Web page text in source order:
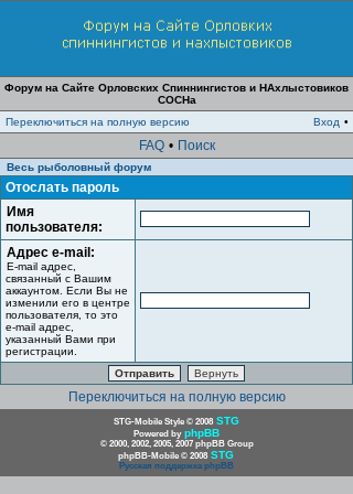
Форум на Сайте Орловских Спиннингистов и НАхлыстовиков
СОСНа
Переключиться на полную версию
Вход •
FAQ • Поиск
Весь рыболовный форум
Отослать пароль
Имя
пользователя:
Адрес e-mail:
E-mail адрес,
связанный с Вашим
аккаунтом. Если Вы не
изменили его в центре
пользователя, то это
e-mail адрес,
указанный Вами при
регистрации.
Переключиться на полную версию
STG-Mobile Style © 2008 STG
Powered by phpBB
© 2000, 2002, 2005, 2007 phpBB Group
phpBB-Mobile © 2008 STG
Русская поддержка phpBB